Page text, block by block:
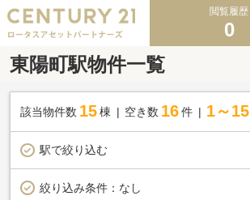
閲覧履歴
0
東陽町駅物件一覧
該当物件数 15棟 空き数 16 件 1～15
駅で絞り込む
絞り込み条件： なし